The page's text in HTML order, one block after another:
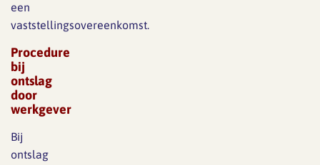
een
vaststellingsovereenkomst.
Procedure
bij
ontslag
door
werkgever
Bij
ontslag